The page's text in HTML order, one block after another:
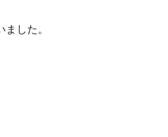
した。